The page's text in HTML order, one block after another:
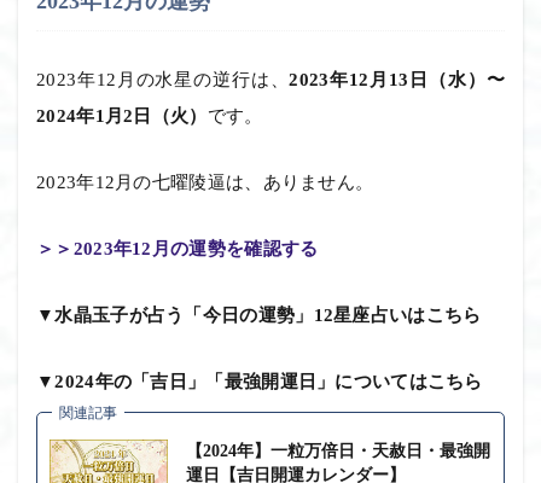
2023年12月の水星の逆行は、2023年12月13日（水）〜
2024年1月2日（火） です。
2023年12月の七曜陵逼は、ありません。
＞＞2023年12月の運勢を確認する
▼水晶玉子が占う「今日の運勢」12星座占いはこちら
▼2024年の「吉日」「最強開運日」についてはこちら
関連記事
【2024年】一粒万倍日・天赦日・最強開
運日【吉日開運カレンダー】